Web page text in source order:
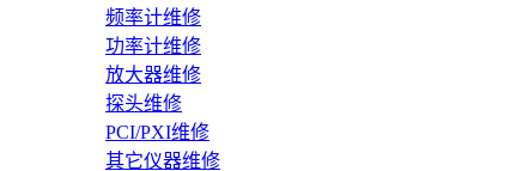
频率计维修
功率计维修
放大器维修
探头维修
PCI/PXI维修
其它仪器维修